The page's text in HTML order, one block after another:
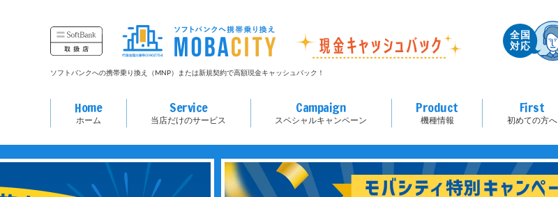
ソフトバンクへの携帯乗り換え（MNP）または新規契約で高額現金キャッシュバック！
Home
ホーム
Service
当店だけのサービス
Campaign
スペシャルキャンペーン
Product
機種情報
First
初めての方へ